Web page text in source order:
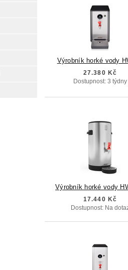
Výrobník horké vody
27.380 Kč
Dostupnost: 3 týdny
17.440 Kč
Dostupnost: Na